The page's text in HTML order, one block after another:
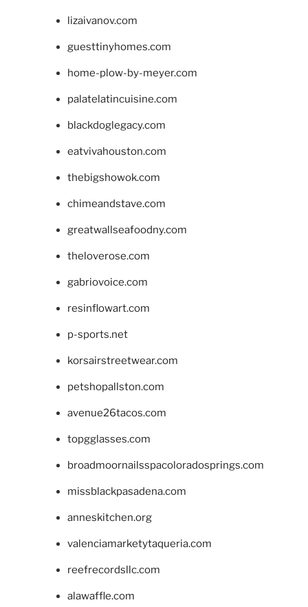
lizaivanov.com
guesttinyhomes.com
home-plow-by-meyer.com
palatelatincuisine.com
blackdoglegacy.com
eatvivahouston.com
thebigshowok.com
chimeandstave.com
greatwallseafoodny.com
theloverose.com
gabriovoice.com
resinflowart.com
p-sports.net
korsairstreetwear.com
petshopallston.com
avenue26tacos.com
topgglasses.com
broadmoornailsspacoloradosprings.com
missblackpasadena.com
anneskitchen.org
valenciamarketytaqueria.com
reefrecordsllc.com
alawaffle.com